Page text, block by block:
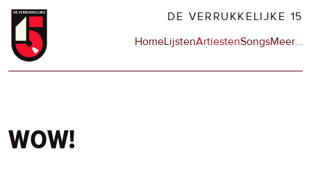
Overslaan
naar
DE VERRUKKELIJKE 15
Hoofdnavigatie
HomeLijstenArtiestenSongsMeerop
…
wow!